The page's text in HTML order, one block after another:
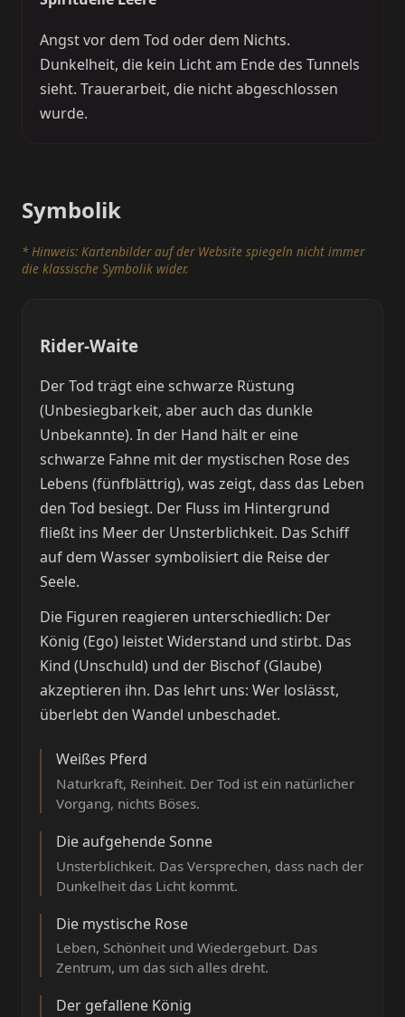
Angst vor dem Tod oder dem Nichts.
Dunkelheit, die kein Licht am Ende des Tunnels
sieht. Trauerarbeit, die nicht abgeschlossen
wurde.
Symbolik
* Hinweis: Kartenbilder auf der Website spiegeln nicht immer
die klassische Symbolik wider.
Rider-Waite
Der Tod trägt eine schwarze Rüstung
(Unbesiegbarkeit, aber auch das dunkle
Unbekannte). In der Hand hält er eine
schwarze Fahne mit der mystischen Rose des
Lebens (fünfblättrig), was zeigt, dass das Leben
den Tod besiegt. Der Fluss im Hintergrund
fließt ins Meer der Unsterblichkeit. Das Schiff
auf dem Wasser symbolisiert die Reise der
Seele.
Die Figuren reagieren unterschiedlich: Der
König (Ego) leistet Widerstand und stirbt. Das
Kind (Unschuld) und der Bischof (Glaube)
akzeptieren ihn. Das lehrt uns: Wer loslässt,
überlebt den Wandel unbeschadet.
Weißes Pferd
Naturkraft, Reinheit. Der Tod ist ein natürlicher
Vorgang, nichts Böses.
Die aufgehende Sonne
Unsterblichkeit. Das Versprechen, dass nach der
Dunkelheit das Licht kommt.
Die mystische Rose
Leben, Schönheit und Wiedergeburt. Das
Zentrum, um das sich alles dreht.
Der gefallene König